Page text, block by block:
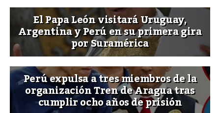
El Papa León visitará Uruguay,
Argentina y Perú en su primera gira
por Suramérica
Perú expulsa a tres miembros de la
organización Tren de Aragua tras
cumplir ocho años de prisión